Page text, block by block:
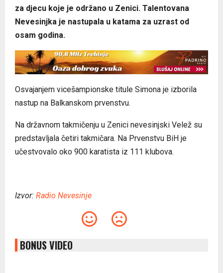
za djecu koje je održano u Zenici. Talentovana
Nevesinjka je nastupala u katama za uzrast od
osam godina.
Osvajanjem vicešampionske titule Simona je izborila
nastup na Balkanskom prvenstvu.
Na državnom takmičenju u Zenici nevesinjski Velež su
predstavljala četiri takmičara. Na Prvenstvu BiH je
učestvovalo oko 900 karatista iz 111 klubova.
Izvor: Radio Nevesinje
BONUS VIDEO